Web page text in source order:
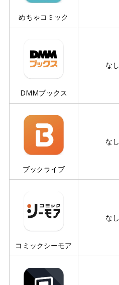
めちゃコミック
DMMブックス
なし
ブックライブ
なし
コミックシーモア
なし